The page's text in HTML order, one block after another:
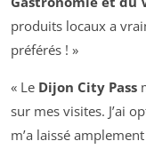
produits locaux a
préférés ! »
« Le Dijon City Pass
sur mes visites. J’ai
m’a laissé